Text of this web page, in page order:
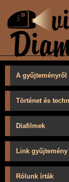
A gyűjteményről
Történet és
Diafilmek
Link gyűjtemény
Rólunk írták